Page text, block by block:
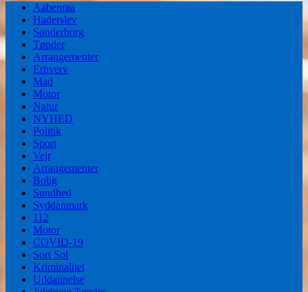
Aabenraa
Haderslev
Sønderborg
Tønder
Arrangementer
Erhverv
Mad
Motor
Natur
NYHED
Politik
Sport
Vejr
Arrangementer
Bolig
Sundhed
Syddanmark
112
Motor
COVID-19
Sort Sol
Kriminalitet
Uddannelse